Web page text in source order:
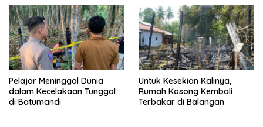
Pelajar Meninggal Dunia
dalam Kecelakaan Tunggal
di Batumandi
Untuk Kesekian Kalinya,
Rumah Kosong Kembali
Terbakar di Balangan